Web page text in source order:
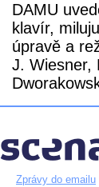
DAMU
klavír,
úpravě a
J. Wiesner,
Zprávy do emailu